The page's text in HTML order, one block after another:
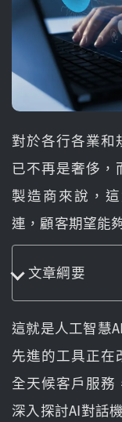
對於各行各業和
已不再是奢侈，
製造商來說，
連，顧客期望能
文章綱要
這就是人工智慧
先進的工具正在
全天候客戶服務
深入探討AI對話